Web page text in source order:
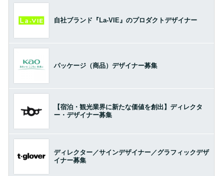
自社ブランド『La-VIE』のプロダクトデザイナー
パッケージ（商品）デザイナー募集
【宿泊・観光業界に新たな価値を創出】ディレクタ
ー・デザイナー募集
ディレクター／サインデザイナー／グラフィックデザ
イナー募集